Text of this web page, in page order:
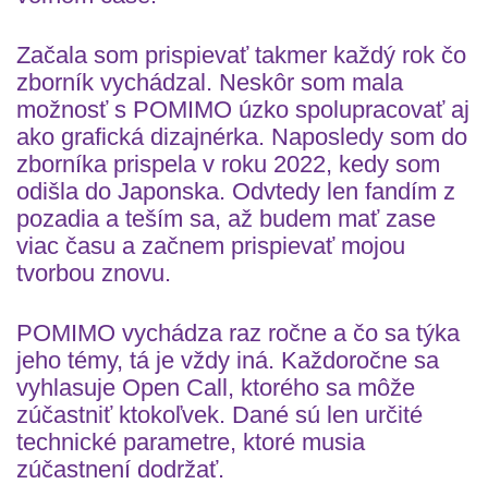
Začala som prispievať takmer každý rok čo
zborník vychádzal. Neskôr som mala
možnosť s POMIMO úzko spolupracovať aj
ako grafická dizajnérka. Naposledy som do
zborníka prispela v roku 2022, kedy som
odišla do Japonska. Odvtedy len fandím z
pozadia a teším sa, až budem mať zase
viac času a začnem prispievať mojou
tvorbou znovu.
POMIMO vychádza raz ročne a čo sa týka
jeho témy, tá je vždy iná. Každoročne sa
vyhlasuje Open Call, ktorého sa môže
zúčastniť ktokoľvek. Dané sú len určité
technické parametre, ktoré musia
zúčastnení dodržať.